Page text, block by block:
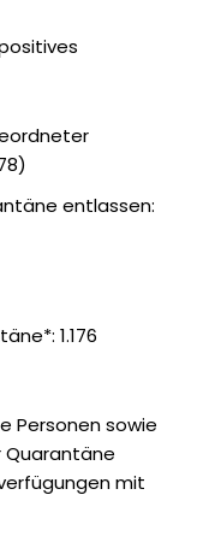
entlassen:
1.176
Personen sowie
mit